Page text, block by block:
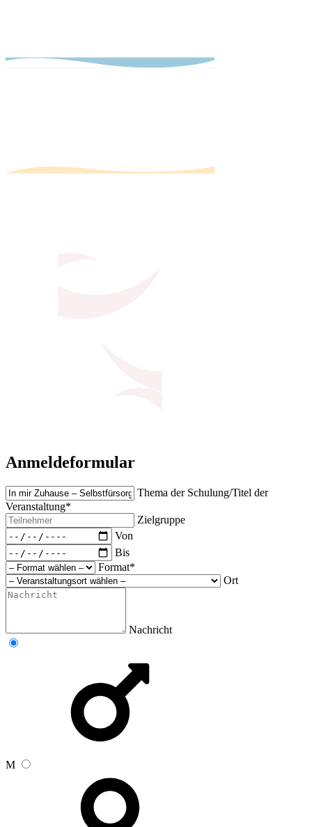
Anmeldeformular
Thema der Schulung/Titel der
Veranstaltung*
Zielgruppe
Von
Bis
Format*
Ort
Nachricht
M